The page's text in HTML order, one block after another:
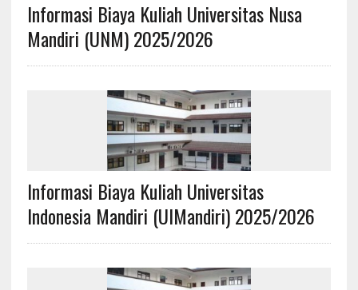
Informasi Biaya Kuliah Universitas Nusa
Mandiri (UNM) 2025/2026
Informasi Biaya Kuliah Universitas
Indonesia Mandiri (UIMandiri) 2025/2026